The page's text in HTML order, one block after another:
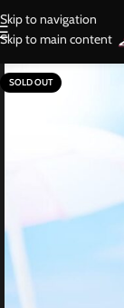
Skip to navigation
Skip to main content
SOLD OUT